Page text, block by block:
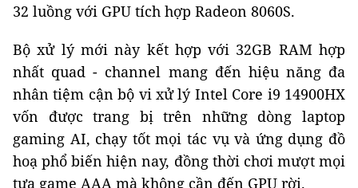
32 luồng với GPU tích hợp Radeon 8060S.
Bộ xử lý mới này kết hợp với 32GB RAM hợp
nhất quad - channel mang đến hiệu năng đa
nhân tiệm cận bộ vi xử lý Intel Core i9 14900HX
vốn được trang bị trên những dòng laptop
gaming AI, chạy tốt mọi tác vụ và ứng dụng đồ
hoạ phổ biến hiện nay, đồng thời chơi mượt mọi
tựa game AAA mà không cần đến GPU rời.